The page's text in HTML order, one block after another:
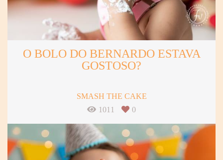
O BOLO DO BERNARDO ESTAVA
GOSTOSO?
SMASH THE CAKE
1011
0